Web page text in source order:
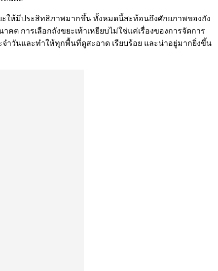
ะให้มีประสิทธิภาพมากขึ้น ทั้งหมดนี้สะท้อนถึงศักยภาพของถัง
ต การเลือกถังขยะเท้าเหยียบไม่ใช่แค่เรื่องของการจัดการ
ำวันและทำให้ทุกพื้นที่ดูสะอาด เรียบร้อย และน่าอยู่มากยิ่งขึ้น